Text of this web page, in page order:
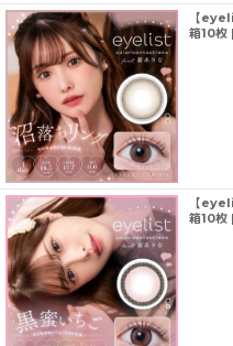
【
箱10枚
【
箱10枚